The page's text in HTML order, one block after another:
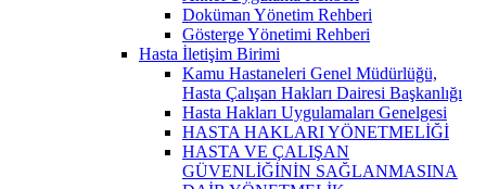
Doküman Yönetim Rehberi
Gösterge Yönetimi Rehberi
Hasta İletişim Birimi
Kamu Hastaneleri Genel Müdürlüğü,
Hasta Çalışan Hakları Dairesi Başkanlığı
Hasta Hakları Uygulamaları Genelgesi
HASTA HAKLARI YÖNETMELİĞİ
HASTA VE ÇALIŞAN
GÜVENLİĞİNİN SAĞLANMASINA